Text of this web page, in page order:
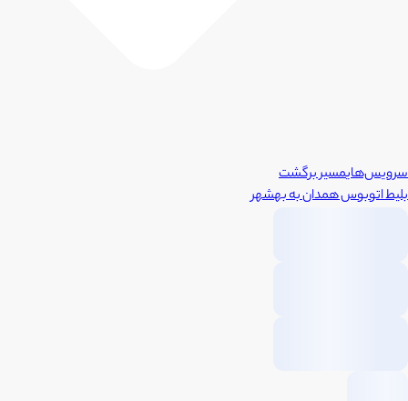
سرویس‌هایمسیر برگشت
بلیط اتوبوسهمدانبهبهشهر